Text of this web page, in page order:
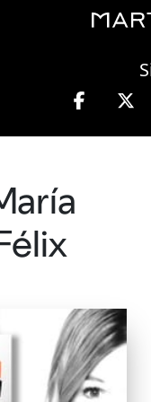
Debayle en W,